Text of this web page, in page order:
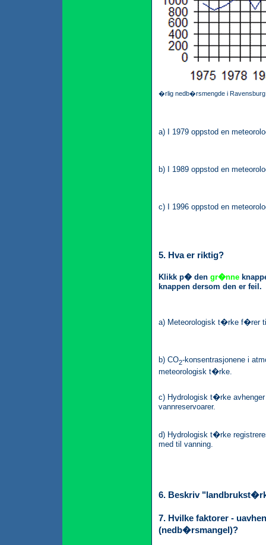
�rlig nedb�rsmengde i
a) I 1979 oppstod en
b) I 1989 oppstod en
c) I 1996 oppstod en
5. Hva er riktig?
Klikk p� den gr�nne
knappen dersom den er feil.
a) Meteorologisk t�rke f�rer
b) CO2-konsentrasjonene i
meteorologisk t�rke.
c) Hydrologisk t�rke
vannreservoarer.
d) Hydrologisk t�rke
med til vanning.
6. Beskriv
7. Hvilke faktorer -
(nedb�rsmangel)?